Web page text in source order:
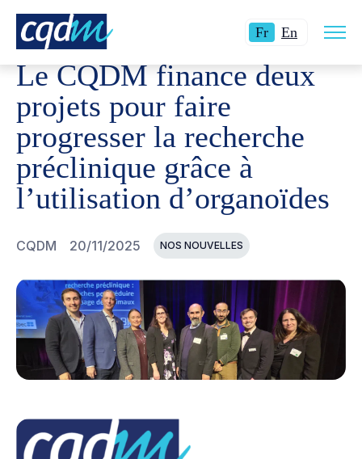
FrLangue
Français.
En Switch
to
English.
la
site
CQDM NOUVELLES ET ÉVÉNEMENTS LE CQDM
Le CQDM finance deux
projets pour faire
progresser la recherche
préclinique grâce à
l’utilisation d’organoïdes
CQDM 20/11/2025 NOS NOUVELLES